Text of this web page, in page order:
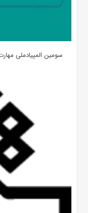
سومین المپیادملی